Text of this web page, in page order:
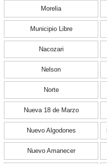
Morelia
Municipio Libre
Nacozari
Nelson
Norte
Nueva 18 de Marzo
Nuevo Algodones
Nuevo Amanecer